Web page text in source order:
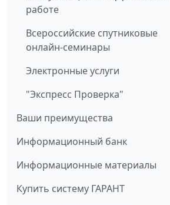
работе
Всероссийские спутниковые
онлайн-семинары
Электронные услуги
"Экспресс Проверка"
Ваши преимущества
Информационный банк
Информационные материалы
Купить систему ГАРАНТ